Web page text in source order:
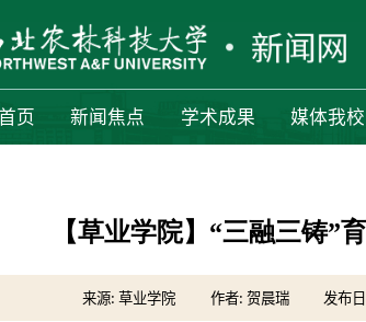
首页 新闻焦点 学术成果 媒体我校
【草业学院】‌“三融三铸”
来源: 草业学院 作者: 贺晨瑞 发布